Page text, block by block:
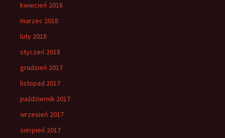
kwiecień 2018
marzec 2018
luty 2018
styczeń 2018
grudzień 2017
listopad 2017
październik 2017
wrzesień 2017
sierpień 2017